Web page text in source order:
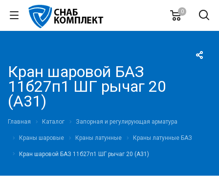
0
Кран шаровой БАЗ
11б27п1 ШГ рычаг 20
(А31)
Главная Каталог Запорная и регулирующая арматура
Краны шаровые Краны латунные Краны латунные БАЗ
Кран шаровой БАЗ 11б27п1 ШГ рычаг 20 (А31)